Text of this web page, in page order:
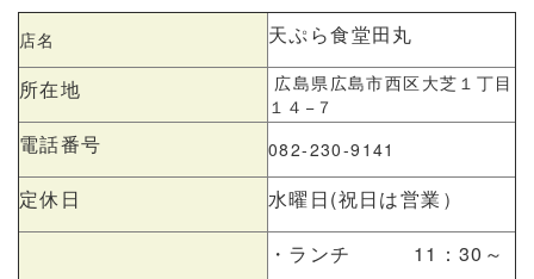
店名
天ぷら食堂田丸
所在地
広島県広島市西区大芝１丁目
１４−７
電話番号 082-230-9141
定休日 水曜日(祝日は営業）
・ランチ 11：30～